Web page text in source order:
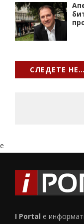
СЛЕДЕТЕ НЕ…
e
I Portal е